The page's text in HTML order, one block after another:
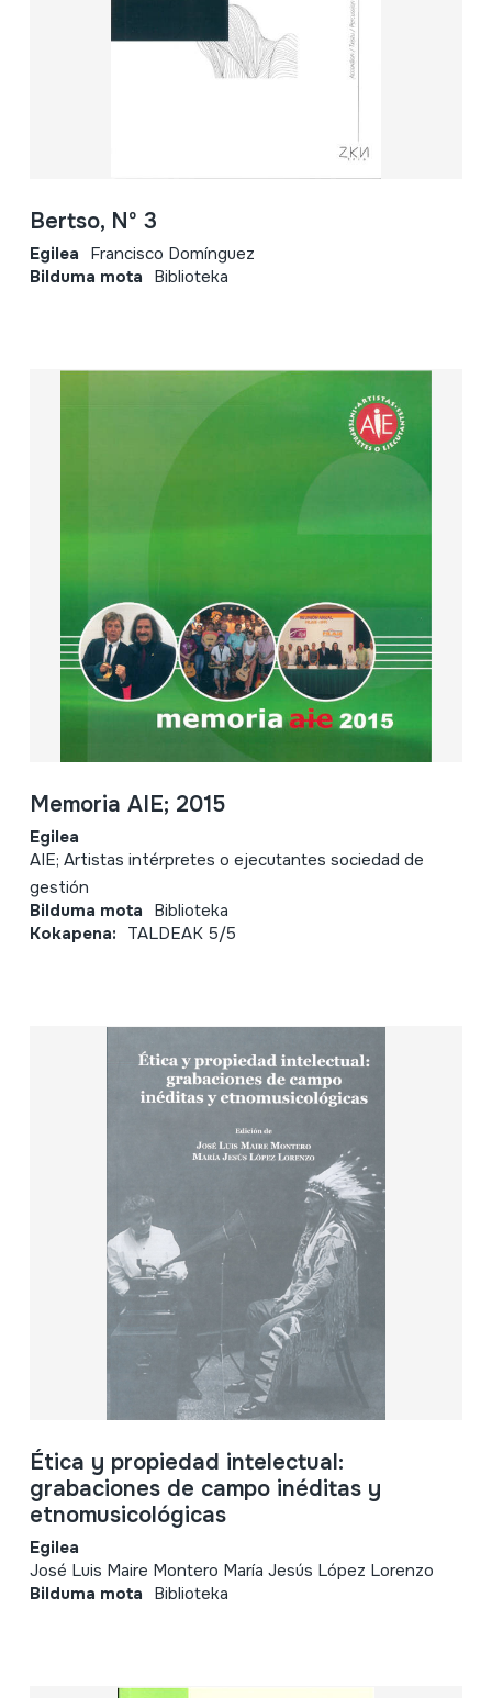
Bertso, Nº 3
Egilea Francisco Domínguez
Bilduma mota Biblioteka
Memoria AIE; 2015
Egilea
AIE; Artistas intérpretes o ejecutantes sociedad de
gestión
Bilduma mota Biblioteka
Kokapena: TALDEAK 5/5
Ética y propiedad intelectual:
grabaciones de campo inéditas y
etnomusicológicas
Egilea
José Luis Maire Montero María Jesús López Lorenzo
Bilduma mota Biblioteka